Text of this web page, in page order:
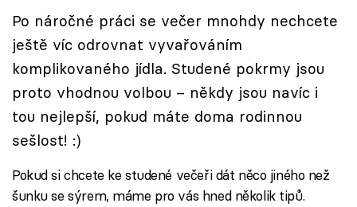
Těhotnej kuchař
Sledujte prima+
Přihlášení
Sledujte nás
Po náročné práci se večer mnohdy nechcete
ještě víc odrovnat vyvařováním
komplikovaného jídla. Studené pokrmy jsou
proto vhodnou volbou – někdy jsou navíc i
tou nejlepší, pokud máte doma rodinnou
sešlost! :)
Pokud si chcete ke studené večeři dát něco jiného než
šunku se sýrem, máme pro vás hned několik tipů.